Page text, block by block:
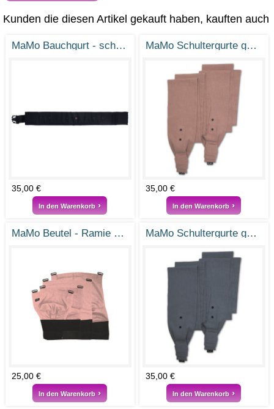
Kunden die diesen Artikel gekauft haben, kauften auch
MaMo Bauchgurt - schwarz
35,00 €
In den Warenkorb
MaMo Schultergurte gefächert - Ramie Vintage Rosa
35,00 €
In den Warenkorb
MaMo Beutel - Ramie Vintage Rosa
25,00 €
In den Warenkorb
MaMo Schultergurte gefächert - Ramie Steingrau
35,00 €
In den Warenkorb